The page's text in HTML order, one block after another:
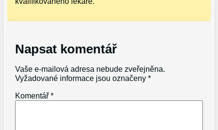
Napsat komentář
Vaše e-mailová adresa nebude zveřejněna.
Vyžadované informace jsou označeny*
Komentář*